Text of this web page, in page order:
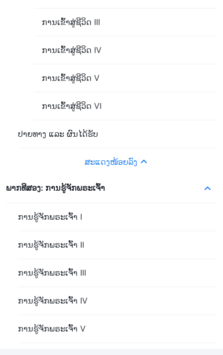
ການເຂົ້າສູ່ຊີວິດ III
ການເຂົ້າສູ່ຊີວິດ IV
ການເຂົ້າສູ່ຊີວິດ V
ການເຂົ້າສູ່ຊີວິດ VI
ປາຍທາງ ແລະ ຜົນໄດ້ຮັບ
ສະແດງໜ້ອຍລົງ
ພາກທີສອງ: ການຮູ້ຈັກພຣະເຈົ້າ
ການຮູ້ຈັກພຣະເຈົ້າ I
ການຮູ້ຈັກພຣະເຈົ້າ II
ການຮູ້ຈັກພຣະເຈົ້າ III
ການຮູ້ຈັກພຣະເຈົ້າ IV
ການຮູ້ຈັກພຣະເຈົ້າ V